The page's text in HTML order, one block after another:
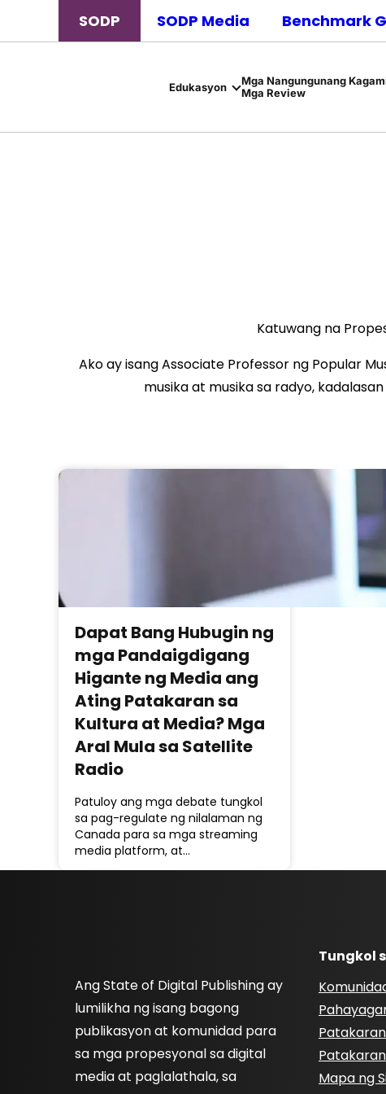
SODP SODP Media Benchmark
Edukasyon
Mga Nangungunang
Mga Review
Katuwang na
Ako ay isang Associate Professor ng Popular
musika at musika sa radyo,
Dapat Bang Hubugin ng
mga Pandaigdigang
Higante ng Media ang
Ating Patakaran sa
Kultura at Media? Mga
Aral Mula sa Satellite
Radio
Patuloy ang mga debate tungkol
sa pag-regulate ng nilalaman ng
Canada para sa mga streaming
media platform, at…
Ang State of Digital Publishing ay
lumilikha ng isang bagong
publikasyon at komunidad para
sa mga propesyonal sa digital
media at paglalathala, sa
Tungkol
Mapa ng